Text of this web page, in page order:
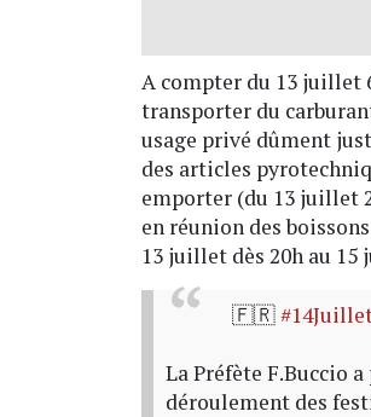
A compter du 13 juillet
transporter du
usage privé dûment
des articles
emporter (du 13 juillet
en réunion des
13 juillet dès 20h au
🇫🇷
La Préfète F.Buccio
déroulement des